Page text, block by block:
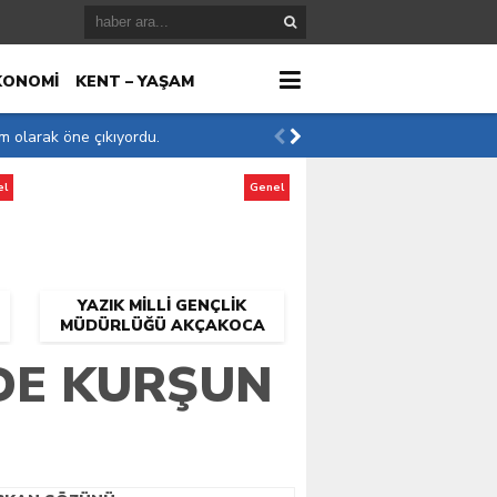
KENT – YAŞAM
olarak öne çıkıyordu.
YAZIK MILLI GENÇLIK
MÜDÜRLÜĞÜ AKÇAKOCA
Genel
KURŞUN